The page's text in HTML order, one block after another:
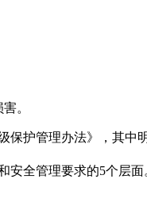
。
护管理办法》，其
全管理要求的5个层